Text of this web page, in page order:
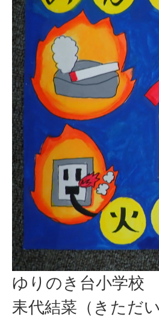
ゆりのき台小学校
耒代結菜（きただ